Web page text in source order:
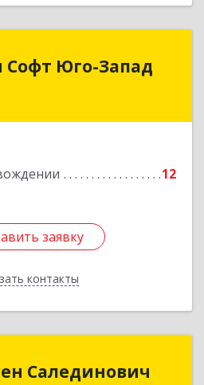
Софт Юго-Запад
12
заявку
контакты
Софт Юго-Запад
г, Победы пр-кт,
заявку
Назад
Салединович